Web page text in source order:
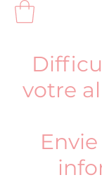
votre